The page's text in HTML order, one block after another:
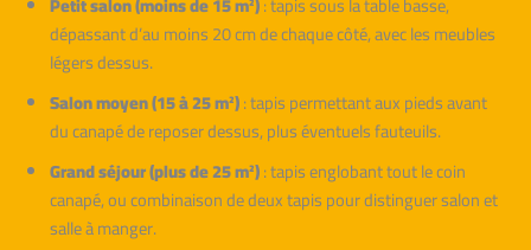
dépassant d’au moins 20 cm de chaque côté, avec les meubles
légers dessus.
Salon moyen (15 à 25 m²): tapis permettant aux pieds avant
du canapé de reposer dessus, plus éventuels fauteuils.
Grand séjour (plus de 25 m²): tapis englobant tout le coin
canapé, ou combinaison de deux tapis pour distinguer salon et
salle à manger.